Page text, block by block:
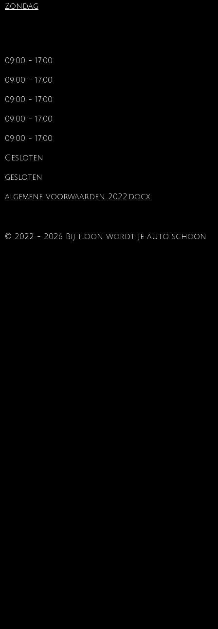
Zondag
09:00 - 17:00
09:00 - 17:00
09:00 - 17:00
09:00 - 17:00
09:00 - 17:00
Gesloten
gesloten
algemene voorwaarden 2022.docx
© 2022 - 2026 Bij iloon wordt je auto schoon